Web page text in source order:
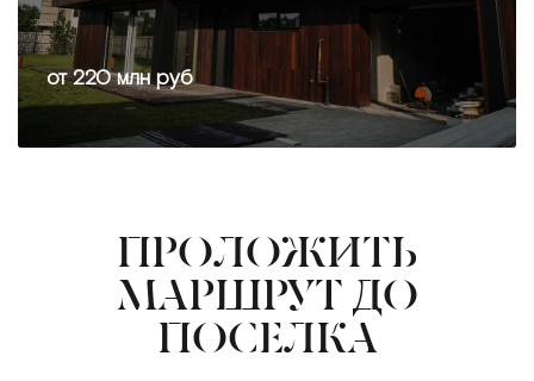
от 220 млн руб
ПРОЛОЖИТЬ
МАРШРУТ ДО
ПОСЕЛКА